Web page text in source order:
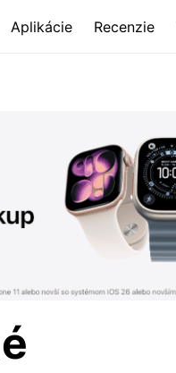
Aplikácie Recenzie